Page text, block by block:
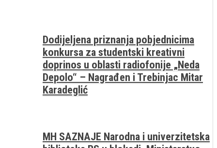
Dodijeljena priznanja pobjednicima
konkursa za studentski kreativni
doprinos u oblasti radiofonije „Neda
Depolo“ – Nagrađen i Trebinjac Mitar
Karadeglić
MH SAZNAJE Narodna i univerzitetska